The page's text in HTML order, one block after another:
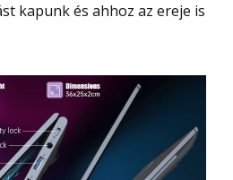
kapunk és ahhoz az ereje is